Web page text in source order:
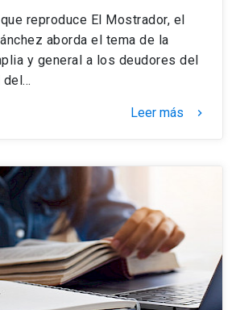
reproduce El Mostrador, el
aborda el tema de la
y general a los deudores del
del…
Leer más keyboard_arrow_right